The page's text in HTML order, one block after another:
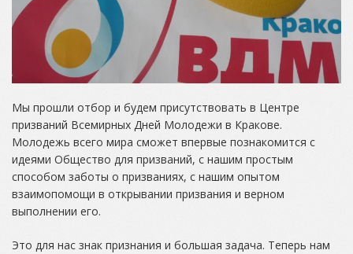
Мы прошли отбор и будем присутствовать в Центре
призваний Всемирных Дней Молодежи в Кракове.
Молодежь всего мира сможет впервые познакомится с
идеями Общество для призваний, с нашим простым
способом заботы о призваниях, с нашим опытом
взаимопомощи в открывании призвания и верном
выполнении его.
Это для нас знак признания и большая задача. Теперь нам